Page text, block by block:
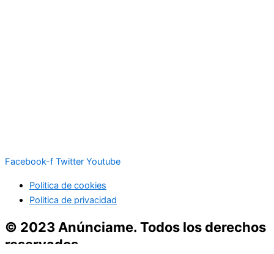
Facebook-f Twitter Youtube
Politica de cookies
Politica de privacidad
© 2023 Anúnciame. Todos los derechos
reservados